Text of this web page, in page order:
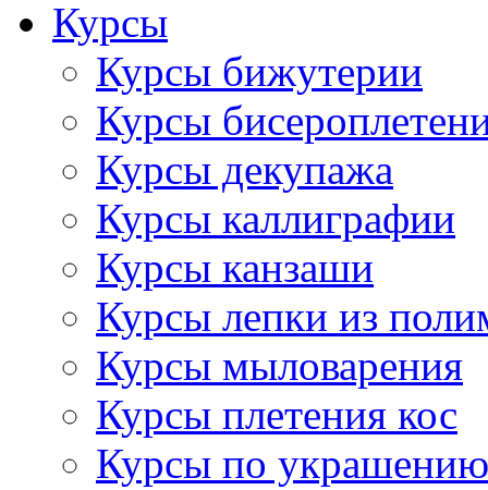
Курсы
Курсы бижутерии
Курсы
Курсы декупажа
Курсы каллиграфии
Курсы канзаши
Курсы лепки из
Курсы мыловарения
Курсы плетения кос
Курсы по украшению